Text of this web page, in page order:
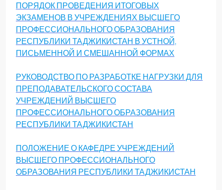
ПОРЯДОК ПРОВЕДЕНИЯ ИТОГОВЫХ
ЭКЗАМЕНОВ В УЧРЕЖДЕНИЯХ ВЫСШЕГО
ПРОФЕССИОНАЛЬНОГО ОБРАЗОВАНИЯ
РЕСПУБЛИКИ ТАДЖИКИСТАН В УСТНОЙ,
ПИСЬМЕННОЙ И СМЕШАННОЙ ФОРМАХ
РУКОВОДСТВО ПО РАЗРАБОТКЕ НАГРУЗКИ ДЛЯ
ПРЕПОДАВАТЕЛЬСКОГО СОСТАВА
УЧРЕЖДЕНИЙ ВЫСШЕГО
ПРОФЕССИОНАЛЬНОГО ОБРАЗОВАНИЯ
РЕСПУБЛИКИ ТАДЖИКИСТАН
ПОЛОЖЕНИЕ О КАФЕДРЕ УЧРЕЖДЕНИЙ
ВЫСШЕГО ПРОФЕССИОНАЛЬНОГО
ОБРАЗОВАНИЯ РЕСПУБЛИКИ ТАДЖИКИСТАН